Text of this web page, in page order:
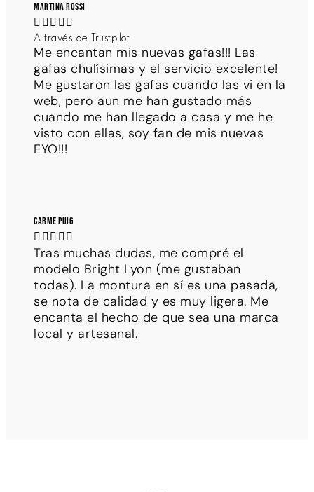
Martina Rossi
    
A través de Trustpilot
Me encantan mis nuevas gafas!!! Las
gafas chulísimas y el servicio excelente!
Me gustaron las gafas cuando las vi en la
web, pero aun me han gustado más
cuando me han llegado a casa y me he
visto con ellas, soy fan de mis nuevas
EYO!!!
Carme Puig
    
Tras muchas dudas, me compré el
modelo Bright Lyon (me gustaban
todas). La montura en sí es una pasada,
se nota de calidad y es muy ligera. Me
encanta el hecho de que sea una marca
local y artesanal.